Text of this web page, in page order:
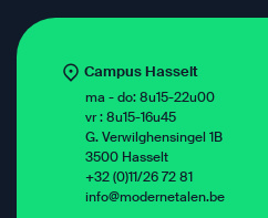
Campus Hasselt
ma - do: 8u15-22u00
vr : 8u15-16u45
G. Verwilghensingel 1B
3500 Hasselt
+32 (0)11/26 72 81
info@modernetalen.be